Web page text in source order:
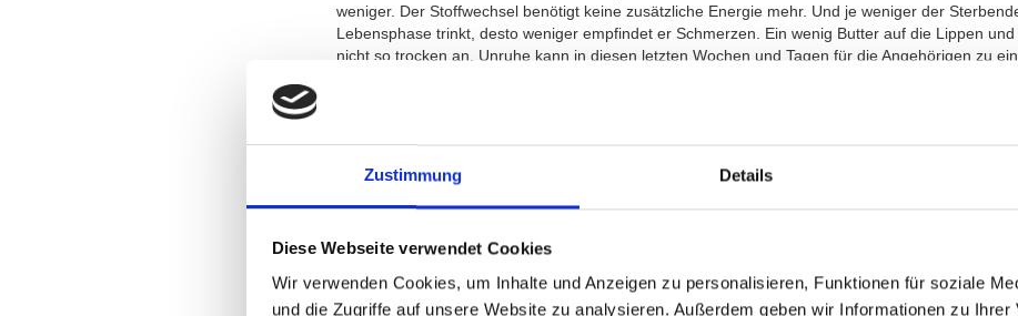
Zustimmung Details
Diese Webseite verwendet Cookies
Wir verwenden Cookies, um Inhalte und Anzeigen zu personalisieren, Funktionen für soziale
und die Zugriffe auf unsere Website zu analysieren. Außerdem geben wir Informationen zu Ihrer
weniger. Der Stoffwechsel benötigt keine zusätzliche Energie mehr. Und je weniger der
Lebensphase trinkt, desto weniger empfindet er Schmerzen. Ein wenig Butter auf die Lippen
nicht so trocken an. Unruhe kann in diesen letzten Wochen und Tagen für die Angehörigen zu
Rasseln, das für die Angehörigen schwer zu ertragen ist, aber den Sterbenden nicht stört. Der
und oberflächlich und die Durchblutung von Beinen und Armen nimmt ab. Unser Gehör ist der
und ein ruhiges Gespräch ist für die Sterbenden hilfreich und auch ein guter Start in die Trauer.
verstorben ist, bleibt er noch eine Weile warm und sieht nicht viel anders aus als vor dem Tod –
Quelle:
https://www.hospizdienst-pinneberg.de/sterbebegleitung-wie-stirbt-manwas-geschieht-in-der-
essen-und-trinkenverweigern-sterbende-begleiten-hospizbegleitung-amsterbebett/